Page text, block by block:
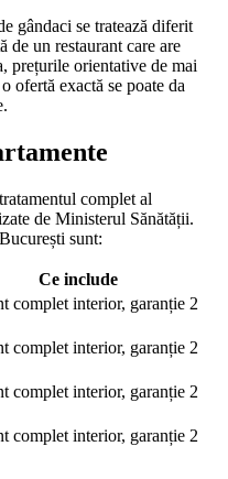
gândaci se tratează diferit
de un restaurant care are
prețurile orientative de mai
ofertă exactă se poate da
complet al
de Ministerul Sănătății.
sunt:
Ce include
complet interior, garanție 2
complet interior, garanție 2
complet interior, garanție 2
complet interior, garanție 2